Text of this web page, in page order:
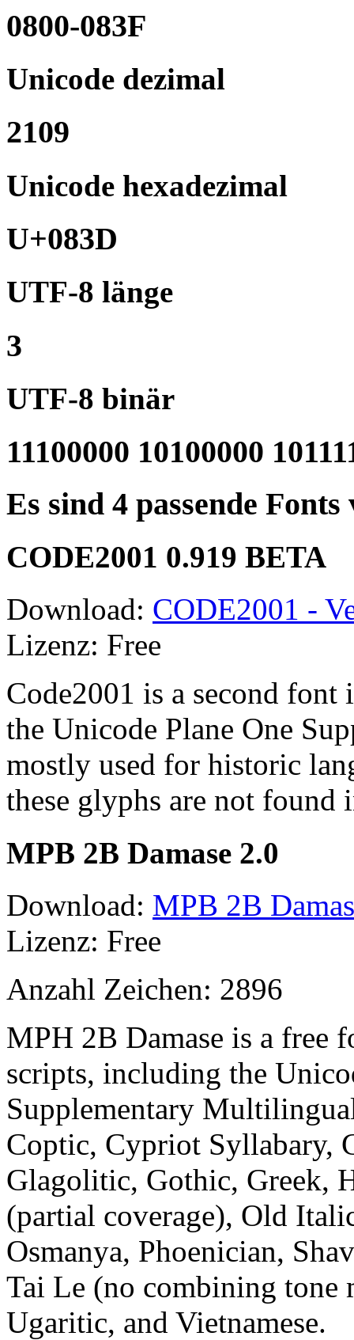
0800-083F
Unicode dezimal
2109
Unicode hexadezimal
U+083D
UTF-8 länge
3
UTF-8 binär
11100000 10100000
Es sind 4 passende
CODE2001 0.919 BETA
Download: CODE2001 -
Lizenz: Free
Code2001 is a second
the Unicode Plane One
mostly used for historic
these glyphs are not found
MPB 2B Damase 2.0
Download: MPB 2B
Lizenz: Free
Anzahl Zeichen: 2896
MPH 2B Damase is a free
scripts, including the
Supplementary
Coptic, Cypriot Syllabary,
Glagolitic, Gothic, Greek,
(partial coverage), Old
Osmanya, Phoenician,
Tai Le (no combining tone
Ugaritic, and Vietnamese.